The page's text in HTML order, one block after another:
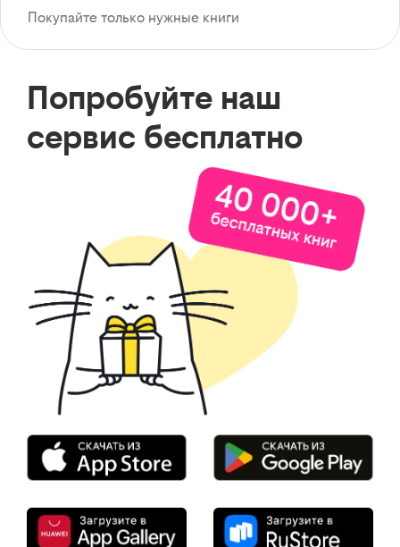
Покупайте только нужные книги
Попробуйте наш
сервис бесплатно